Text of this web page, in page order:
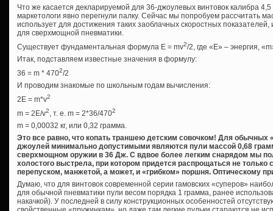
Что же касается декларируемой для 36-джоулевых винтовок калибра 4,5
маркетологи явно перегнули палку. Сейчас мы попробуем рассчитать
использует для достижения таких заоблачных скоростных
для сверхмощной пневматики.
Существует фундаментальная формула E = mv2/2, где «Е» – энергия,
Итак, подставляем известные значения в формулу:
36 = m * 4702/2
И проводим знакомые по школьным годам вычисления:
2E = m*v2
m = 2E/v2 , т. е. m = 2*36/4702
m = 0,00032 кг, или 0,32 грамма.
Это все равно, что копать траншею детским совочком! Для обычных
джоулей минимально допустимыми являются пули массой 0,68
сверхмощном оружии в 36 Дж. С вдвое более легким снарядом мы
холостого выстрела, при котором придется распрощаться не только
перепуском, манжетой, а может, и «грибком» поршня. Оптическому
Думаю, что для винтовок современной серии гамовских «суперов»
для обычной пневматики пули весом порядка 1 грамма, ранее
накачкой). У последней в силу конструкционных особенностей